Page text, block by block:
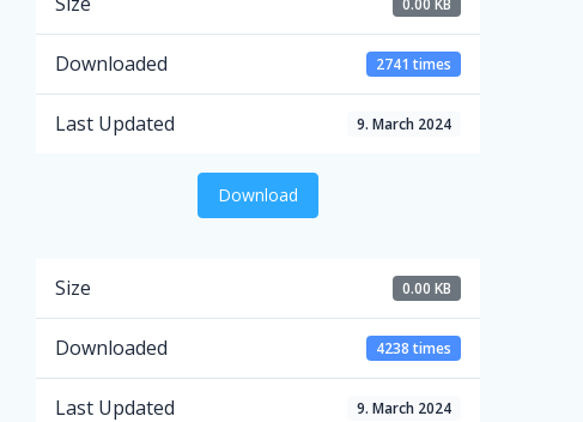
Downloaded 2741 times
Last Updated 9. March 2024
Download
Size 0.00 KB
Downloaded 4238 times
Last Updated 9. March 2024